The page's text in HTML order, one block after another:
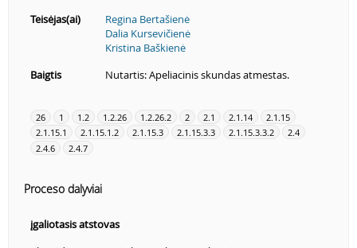
Teisėjas(ai)
Regina Bertašienė
Dalia Kursevičienė
Kristina Baškienė
Baigtis
Nutartis: Apeliacinis skundas atmestas.
26 1 1.2 1.2.26 1.2.26.2 2 2.1 2.1.14
2.1.15
2.1.15.1
2.1.15.1.2 2.1.15.3 2.1.15.3.3 2.1.15.3.3.2
2.4
2.4.6
2.4.7
Proceso dalyviai
įgaliotasis atstovas